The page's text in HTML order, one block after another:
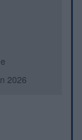
2026